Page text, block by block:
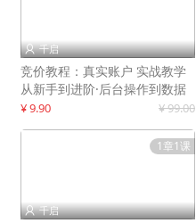
 千启
竞价教程：真实账户 实战教学
从新手到进阶·后台操作到数据
优化
¥ 9.90 ¥ 99.00
1章1课
 千启